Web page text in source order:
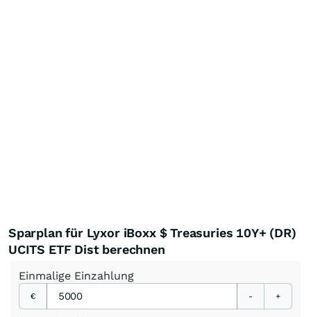
Sparplan für Lyxor iBoxx $ Treasuries 10Y+ (DR)
UCITS ETF Dist berechnen
Einmalige Einzahlung
€ - +